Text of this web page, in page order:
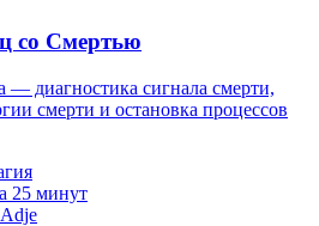
со Смертью
диагностика сигнала смерти,
смерти и остановка процессов
25 минут